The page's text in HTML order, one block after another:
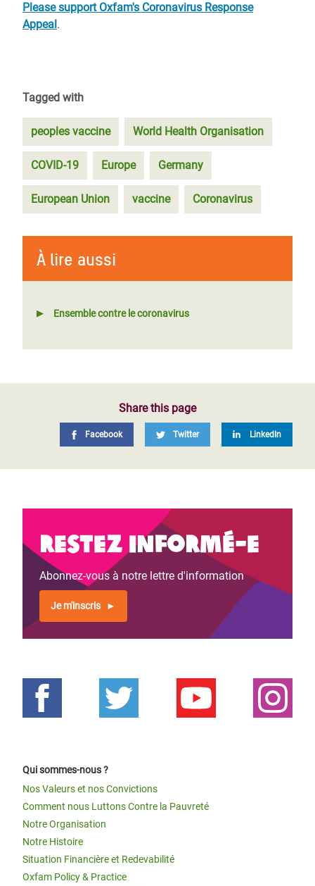
Please support Oxfam's Coronavirus Response
Appeal.
Tagged with
peoples vaccine World Health Organisation
COVID-19 Europe Germany
European Union vaccine Coronavirus
À lire aussi
Ensemble contre le coronavirus
Share this page
Facebook Twitter LinkedIn
Restez informé-e
Abonnez-vous à notre lettre d'information
Je m'inscris
Qui sommes-nous ?
Nos Valeurs et nos Convictions
Comment nous Luttons Contre la Pauvreté
Notre Organisation
Notre Histoire
Situation Financière et Redevabilité
Oxfam Policy & Practice